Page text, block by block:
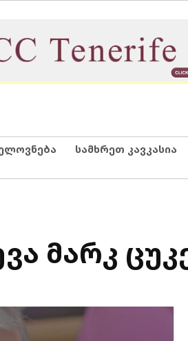
სამხრეთ კავკასია
მარკ